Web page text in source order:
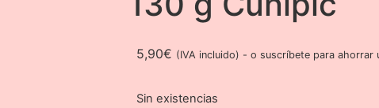
5,90€ (IVA incluido) - o suscríbete para ahorrar
Sin existencias